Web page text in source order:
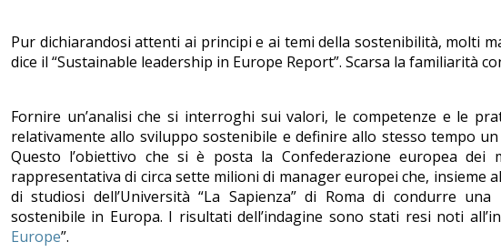
Pur dichiarandosi attenti ai principi e ai temi della sostenibilità, molti
dice il “Sustainable leadership in Europe Report”. Scarsa la familiarità
Fornire un’analisi che si interroghi sui valori, le competenze e le
relativamente allo sviluppo sostenibile e definire allo stesso tempo
Questo l’obiettivo che si è posta la Confederazione europea dei
rappresentativa di circa sette milioni di manager europei che, insieme
di studiosi dell’Università “La Sapienza” di Roma di condurre
sostenibile in Europa. I risultati dell’indagine sono stati resi noti
Europe”.